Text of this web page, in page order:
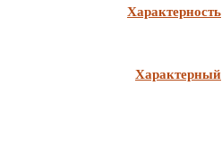
Характерность
Характерный